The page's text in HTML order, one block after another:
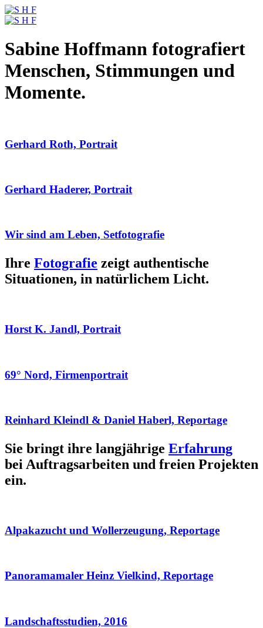
Sabine Hoffmann fotografiert
Menschen, Stimmungen und
Momente.
Gerhard Roth, Portrait
Gerhard Haderer, Portrait
Wir sind am Leben, Setfotografie
Ihre Fotografie zeigt authentische
Situationen, in natürlichem Licht.
Horst K. Jandl, Portrait
69° Nord, Firmenportrait
Reinhard Kleindl & Daniel Haberl, Reportage
Sie bringt ihre langjährige Erfahrung
bei Auftragsarbeiten und freien Projekten
ein.
Alpakazucht und Wollerzeugung, Reportage
Panoramamaler Heinz Vielkind, Reportage
Landschaftsstudien, 2016